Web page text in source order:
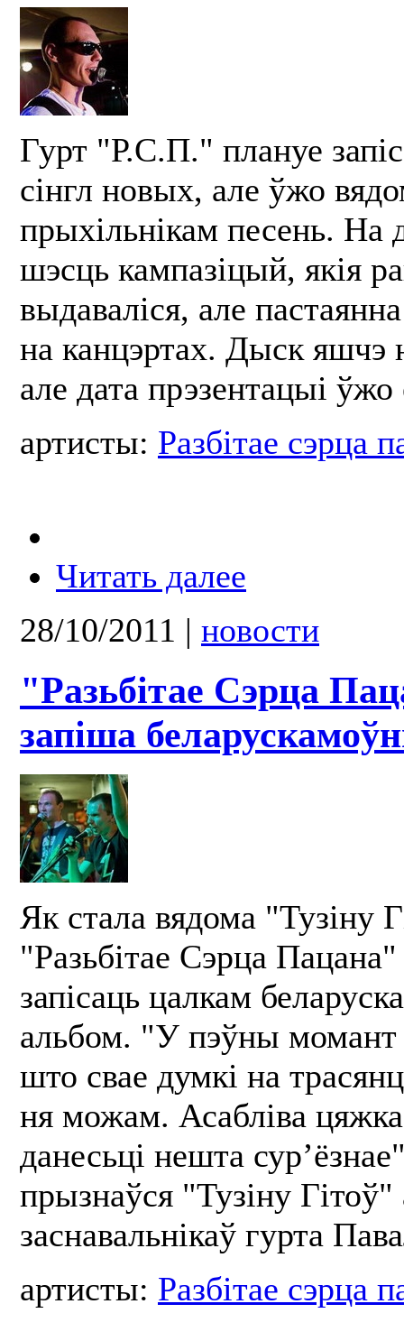
Гурт "Р.С.П." плануе
сінгл новых, але ўжо
прыхільнікам песень. На
шэсць кампазіцый, якія
выдаваліся, але
на канцэртах. Дыск яшчэ
але дата прэзентацыі ўжо
артисты: Разбітае сэрца
Читать далее
28/10/2011 | новости
"Разьбітае Сэрца
запіша
Як стала вядома "Тузіну
"Разьбітае Сэрца
запісаць цалкам
альбом. "У пэўны момант
што свае думкі на
ня можам. Асабліва
данесьці нешта
прызнаўся "Тузіну Гітоў"
заснавальнікаў гурта
артисты: Разбітае сэрца